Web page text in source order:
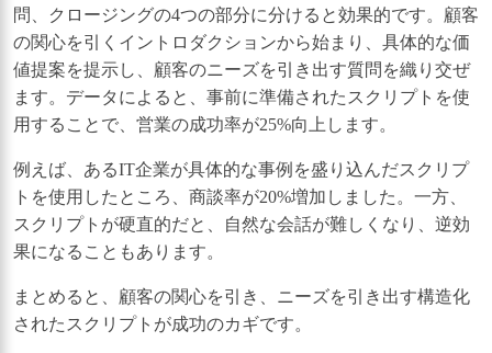
問、クロージングの4つの部分に分けると効果的です。顧客
の関心を引くイントロダクションから始まり、具体的な価
値提案を提示し、顧客のニーズを引き出す質問を織り交ぜ
ます。データによると、事前に準備されたスクリプトを使
用することで、営業の成功率が25%向上します。
例えば、あるIT企業が具体的な事例を盛り込んだスクリプ
トを使用したところ、商談率が20%増加しました。一方、
スクリプトが硬直的だと、自然な会話が難しくなり、逆効
果になることもあります。
まとめると、顧客の関心を引き、ニーズを引き出す構造化
されたスクリプトが成功のカギです。